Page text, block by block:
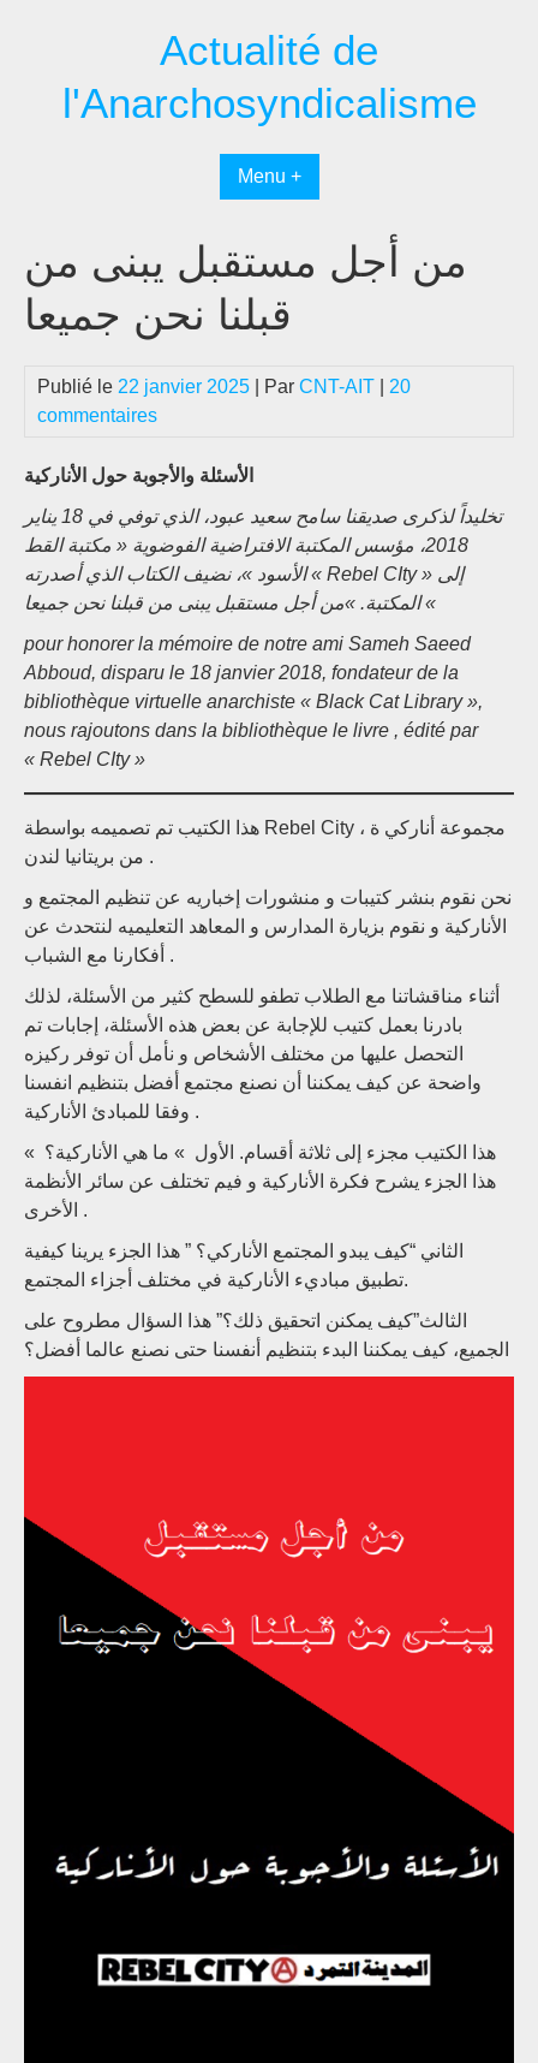
Actualité de
l'Anarchosyndicalisme
Menu +
من أجل مستقبل یبنی من
قبلنا نحن جمیعا
Publié le 22 janvier 2025 | Par CNT-AIT
20
commentaires
الأسئلة والأجوبة حول الأنارکیة
تخليداً لذكرى صديقنا سامح سعيد عبود، الذي توفي في 18 يناير
2018، مؤسس المكتبة الافتراضية الفوضوية « مكتبة القط
الأسود »، نضيف الكتاب الذي أصدرته « Rebel CIty » إلى
المكتبة. »من أجل مستقبل یبنی من قبلنا نحن جمیعا «
pour honorer la mémoire de notre ami Sameh Saeed
Abboud, disparu le 18 janvier 2018, fondateur de la
bibliothèque virtuelle anarchiste « Black Cat Library »,
nous rajoutons dans la bibliothèque le livre , édité par
« Rebel CIty »
هذا الكتيب تم تصميمه بواسطة Rebel City ، مجموعة أنارکي ة
من بریتانیا لندن .
نحن نقوم بنشر كتيبات و منشورات إخباريه عن تنظيم المجتمع و
الأنارکية و نقوم بزيارة المدارس و المعاهد التعليميه لنتحدث عن
أفكارنا مع الشباب .
أثناء مناقشاتنا مع الطلاب تطفو للسطح كثير من الأسئلة، لذلك
بادرنا بعمل كتيب للإجابة عن بعض هذه الأسئلة، إجابات تم
التحصل عليها من مختلف الأشخاص و نأمل أن توفر ركيزه
واضحة عن كيف يمكننا أن نصنع مجتمع أفضل بتنظيم انفسنا
وفقا للمبادئ الأنارکية .
هذا الكتيب مجزء إلى ثلاثة أقسام. الأول » ما هي الأنارکية؟ »
هذا الجزء يشرح فكرة الأنارکية و فيم تختلف عن سائر الأنظمة
الأخرى .
الثاني “كيف يبدو المجتمع الأناركي؟ ” هذا الجزء يرينا كيفية
تطبيق مباديء الأنارکية في مختلف أجزاء المجتمع.
الثالث”كيف يمكنن اتحقيق ذلك؟” هذا السؤال مطروح على
الجميع، كيف يمكننا البدء بتنظيم أنفسنا حتى نصنع عالما أفضل؟